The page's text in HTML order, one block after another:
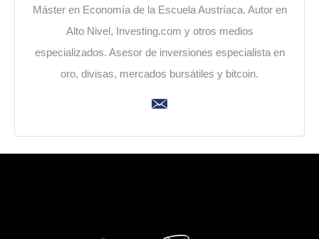
Máster en Economía de la Escuela Austríaca. Autor en
Alto Nivel, Investing.com y otros medios
especializados. Asesor de inversiones especialista en
oro, divisas, mercados bursátiles y bitcoin.